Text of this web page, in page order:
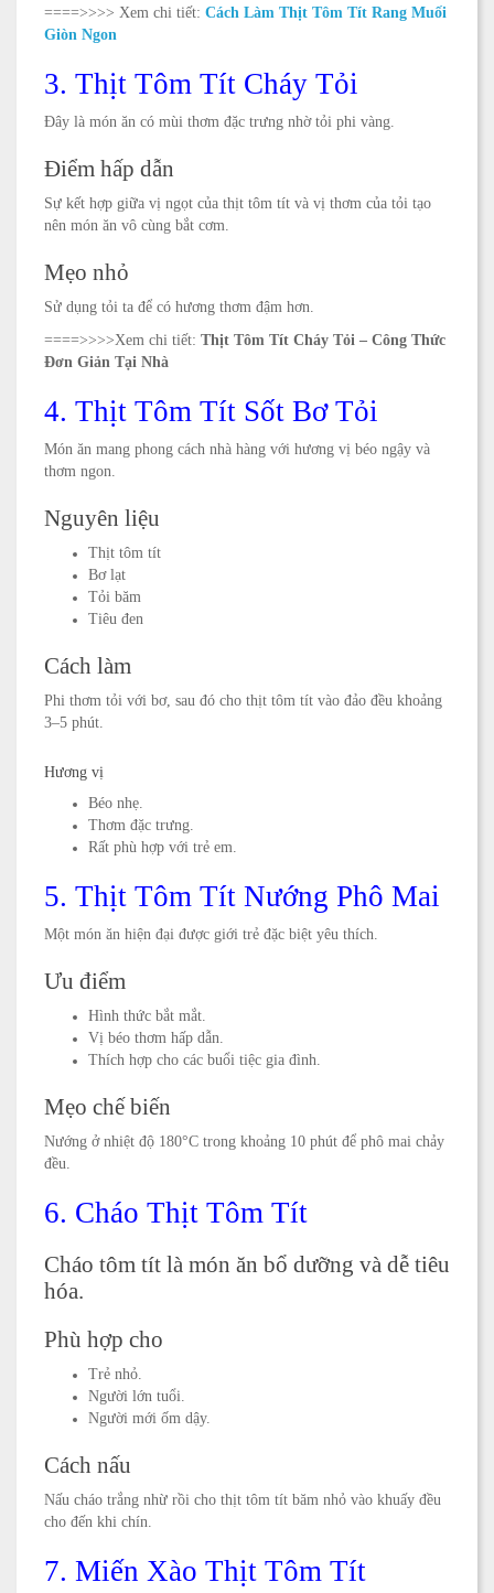
====>>>> Xem chi tiết: Cách Làm Thịt Tôm Tít Rang Muối
Giòn Ngon
3. Thịt Tôm Tít Cháy Tỏi
Đây là món ăn có mùi thơm đặc trưng nhờ tỏi phi vàng.
Điểm hấp dẫn
Sự kết hợp giữa vị ngọt của thịt tôm tít và vị thơm của tỏi tạo
nên món ăn vô cùng bắt cơm.
Mẹo nhỏ
Sử dụng tỏi ta để có hương thơm đậm hơn.
====>>>>Xem chi tiết: Thịt Tôm Tít Cháy Tỏi – Công Thức
Đơn Giản Tại Nhà
4. Thịt Tôm Tít Sốt Bơ Tỏi
Món ăn mang phong cách nhà hàng với hương vị béo ngậy và
thơm ngon.
Nguyên liệu
Thịt tôm tít
Bơ lạt
Tỏi băm
Tiêu đen
Cách làm
Phi thơm tỏi với bơ, sau đó cho thịt tôm tít vào đảo đều khoảng
3–5 phút.
Hương vị
Béo nhẹ.
Thơm đặc trưng.
Rất phù hợp với trẻ em.
5. Thịt Tôm Tít Nướng Phô Mai
Một món ăn hiện đại được giới trẻ đặc biệt yêu thích.
Ưu điểm
Hình thức bắt mắt.
Vị béo thơm hấp dẫn.
Thích hợp cho các buổi tiệc gia đình.
Mẹo chế biến
Nướng ở nhiệt độ 180°C trong khoảng 10 phút để phô mai chảy
đều.
6. Cháo Thịt Tôm Tít
Cháo tôm tít là món ăn bổ dưỡng và dễ tiêu
hóa.
Phù hợp cho
Trẻ nhỏ.
Người lớn tuổi.
Người mới ốm dậy.
Cách nấu
Nấu cháo trắng nhừ rồi cho thịt tôm tít băm nhỏ vào khuấy đều
cho đến khi chín.
7. Miến Xào Thịt Tôm Tít